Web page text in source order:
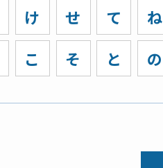
け
こ
せ
そ
て
と
ね
の